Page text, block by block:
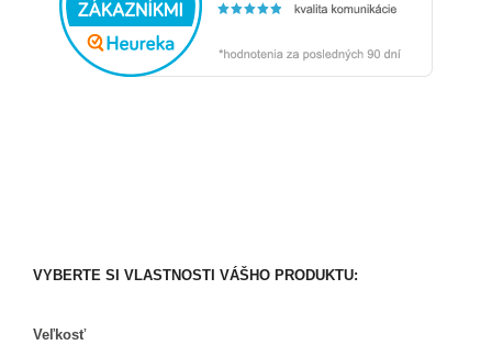
VYBERTE SI VLASTNOSTI VÁŠHO PRODUKTU:
Veľkosť